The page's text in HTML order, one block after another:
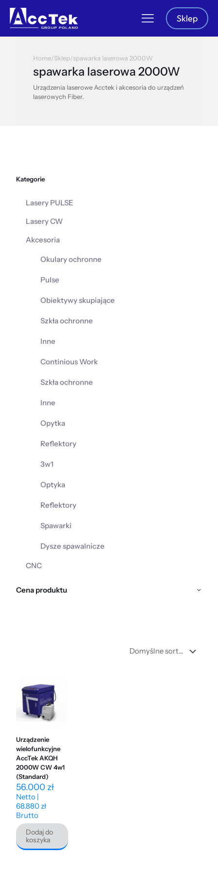
Sklep
Home/Sklep/spawarka laserowa 2000W
spawarka laserowa 2000W
Urządzenia laserowe Acctek i akcesoria do urządzeń
laserowych Fiber.
Kategorie
Lasery PULSE
Lasery CW
Akcesoria
Okulary ochronne
Pulse
Obiektywy skupiające
Szkła ochronne
Inne
Continious Work
Szkła ochronne
Inne
Opytka
Reflektory
3w1
Optyka
Reflektory
Spawarki
Dysze spawalnicze
CNC
Cena produktu
Urządzenie
wielofunkcyjne
AccTek AKQH
2000W CW 4w1
(Standard)
56.000 zł
Netto |
68.880zł
Brutto
Dodaj do
koszyka